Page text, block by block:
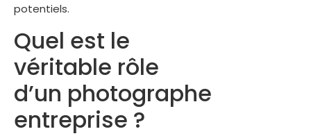
potentiels.
Quel est le
véritable rôle
d’un photographe
entreprise ?